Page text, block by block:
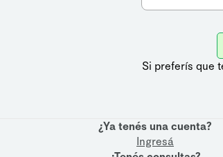
Si preferís que
¿Ya tenés una cuenta?
Ingresá